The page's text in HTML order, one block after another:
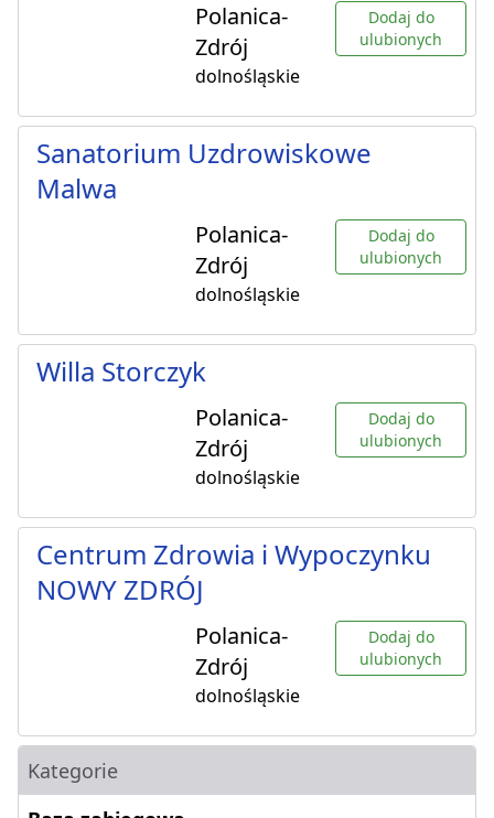
Polanica-
Zdrój
dolnośląskie
Dodaj do
ulubionych
Sanatorium Uzdrowiskowe
Malwa
Polanica-
Zdrój
dolnośląskie
Dodaj do
ulubionych
Willa Storczyk
Polanica-
Zdrój
dolnośląskie
Dodaj do
ulubionych
Centrum Zdrowia i Wypoczynku
NOWY ZDRÓJ
Polanica-
Zdrój
dolnośląskie
Dodaj do
ulubionych
Kategorie